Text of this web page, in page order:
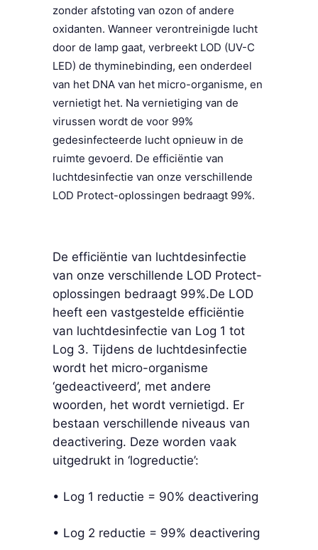
zonder afstoting van ozon of andere
oxidanten. Wanneer verontreinigde lucht
door de lamp gaat, verbreekt LOD (UV-C
LED) de thyminebinding, een onderdeel
van het DNA van het micro-organisme, en
vernietigt het. Na vernietiging van de
virussen wordt de voor 99%
gedesinfecteerde lucht opnieuw in de
ruimte gevoerd. De efficiëntie van
luchtdesinfectie van onze verschillende
LOD Protect-oplossingen bedraagt 99%.
De efficiëntie van luchtdesinfectie
van onze verschillende LOD Protect-
oplossingen bedraagt 99%.De LOD
heeft een vastgestelde efficiëntie
van luchtdesinfectie van Log 1 tot
Log 3. Tijdens de luchtdesinfectie
wordt het micro-organisme
‘gedeactiveerd’, met andere
woorden, het wordt vernietigd. Er
bestaan verschillende niveaus van
deactivering. Deze worden vaak
uitgedrukt in ‘logreductie’:
• Log 1 reductie = 90% deactivering
• Log 2 reductie = 99% deactivering